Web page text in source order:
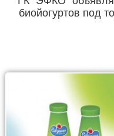
биойогуртов под